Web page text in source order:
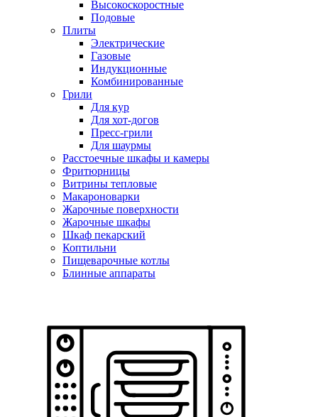
Высокоскоростные
Подовые
Плиты
Электрические
Газовые
Индукционные
Комбинированные
Грили
Для кур
Для хот-догов
Пресс-грили
Для шаурмы
Расстоечные шкафы и камеры
Фритюрницы
Витрины тепловые
Макароноварки
Жарочные поверхности
Жарочные шкафы
Шкаф пекарский
Коптильни
Пищеварочные котлы
Блинные аппараты